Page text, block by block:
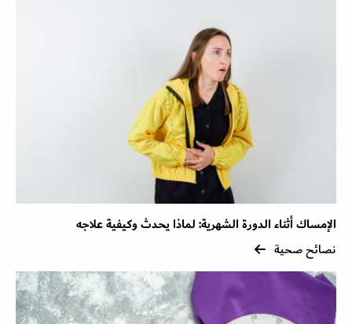
الإمساك أثناء الدورة الشهرية: لماذا يحدث وكيفية علاجه
نصائح صحية